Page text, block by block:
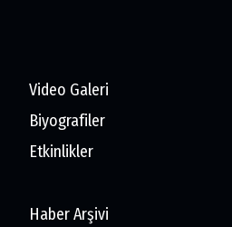
Video Galeri
Biyografiler
Etkinlikler
Haber Arşivi